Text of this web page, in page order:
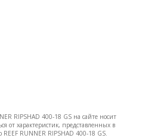
RIPSHAD 400-18 GS на сайте носит
от характеристик, представленных в
RUNNER RIPSHAD 400-18 GS.